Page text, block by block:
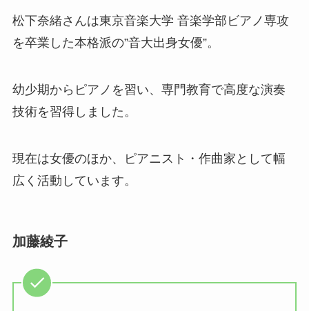
松下奈緒さんは東京音楽大学 音楽学部ビアノ専攻
を卒業した本格派の”音大出身女優”。
幼少期からピアノを習い、専門教育で高度な演奏
技術を習得しました。
現在は女優のほか、ピアニスト・作曲家として幅
広く活動しています。
加藤綾子